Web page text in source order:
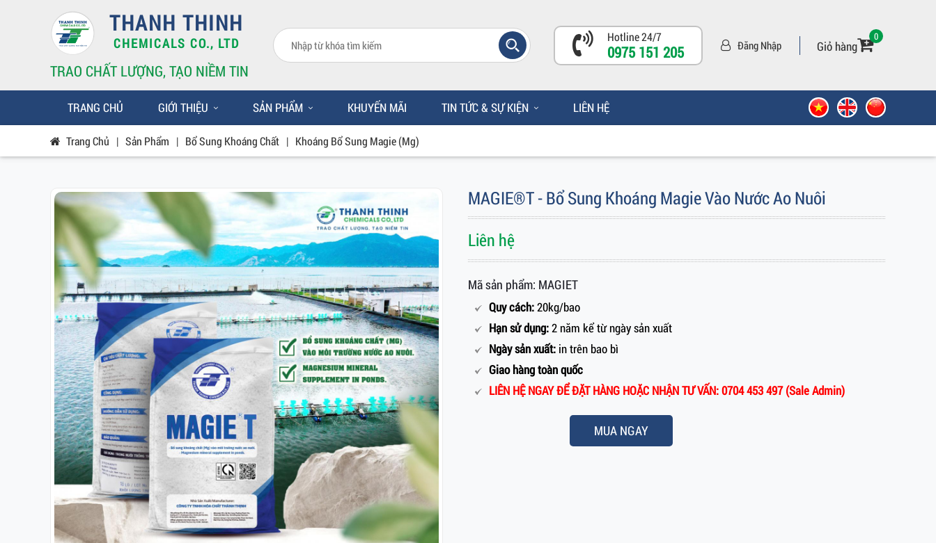
THANH THINH
CHEMICALS CO., LTD
TRAO CHẤT LƯỢNG, TẠO NIỀM TIN
Hotline 24/7
0975 151 205 Đăng Nhập Giỏ hàng
0
TRANG CHỦ GIỚI THIỆU SẢN PHẨM KHUYẾN MÃI TIN TỨC & SỰ KIỆN LIÊN HỆ
Trang Chủ | Sản Phẩm | Bổ Sung Khoáng Chất | Khoáng Bổ Sung Magie (Mg)
MAGIE®T - Bổ Sung Khoáng Magie Vào Nước Ao Nuôi
Liên hệ
Mã sản phẩm: MAGIET
Quy cách:20kg/bao
Hạn sử dụng:2 năm kể từ ngày sản xuất
Ngày sản xuất: in trên bao bì
Giao hàng toàn quốc
LIÊN HỆ NGAY ĐỂ ĐẶT HÀNG HOẶC NHẬN TƯ VẤN: 0704 453 497 (Sale Admin)
MUA NGAY